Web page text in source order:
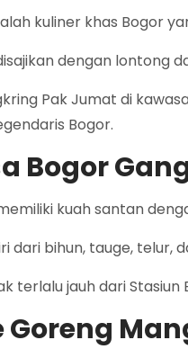
kuliner khas Bogor
dengan lontong
Pak Jumat di
Bogor.
Bogor
kuah santan
dari bihun, tauge, telur,
terlalu jauh dari
Goreng